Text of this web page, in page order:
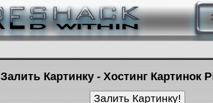
Залить Картинку - Хостинг Картинок